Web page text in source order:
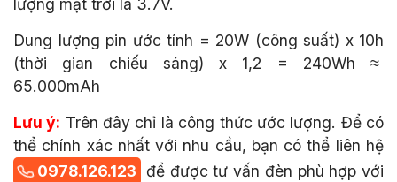
lượng mặt trời là 3.7V.
Dung lượng pin ước tính = 20W (công suất) x 10h
(thời gian chiếu sáng) x 1,2 = 240Wh
≈
65.000mAh
Lưu ý: Trên đây chỉ là công thức ước lượng. Để có
thể chính xác nhất với nhu cầu, bạn có thể liên hệ
0978.126.123
để được tư vấn đèn phù hợp với